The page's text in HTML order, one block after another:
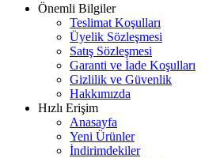
Önemli Bilgiler
Teslimat Koşulları
Üyelik Sözleşmesi
Satış Sözleşmesi
Garanti ve İade Koşulları
Gizlilik ve Güvenlik
Hakkımızda
Hızlı Erişim
Anasayfa
Yeni Ürünler
İndirimdekiler